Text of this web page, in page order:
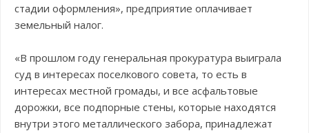
стадии оформления», предприятие оплачивает
земельный налог.
«В прошлом году генеральная прокуратура выиграла
суд в интересах поселкового совета, то есть в
интересах местной громады, и все асфальтовые
дорожки, все подпорные стены, которые находятся
внутри этого металлического забора, принадлежат